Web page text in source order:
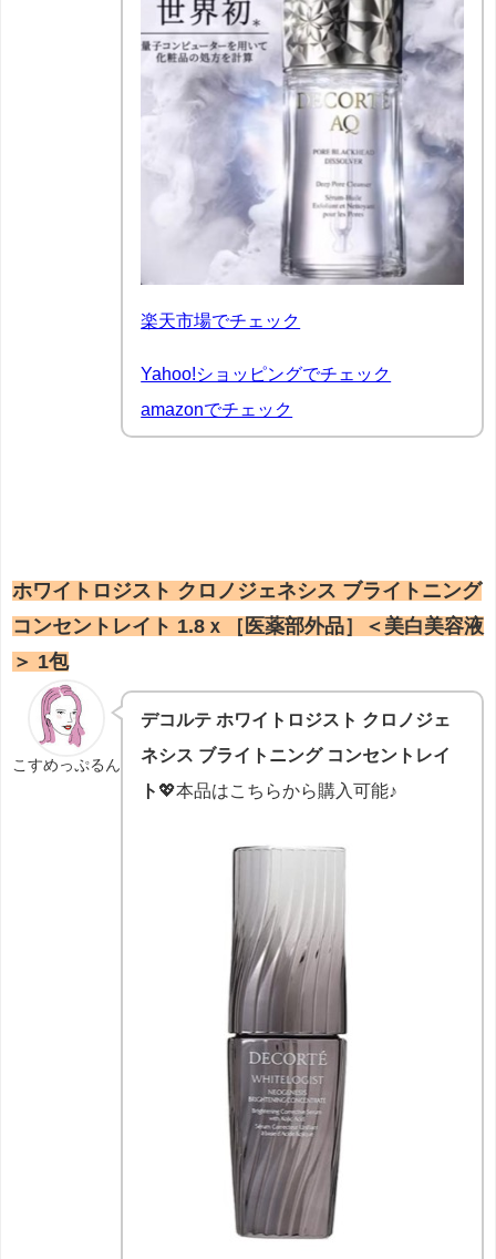
楽天市場でチェック
Yahoo!ショッピングでチェック
amazonでチェック
ホワイトロジスト クロノジェネシス ブライトニング
コンセントレイト 1.8ｘ［医薬部外品］＜美白美容液
＞ 1包
こすめっぷるん
デコルテ ホワイトロジスト クロノジェ
ネシス ブライトニング コンセントレイ
ト 💖本品はこちらから購入可能♪